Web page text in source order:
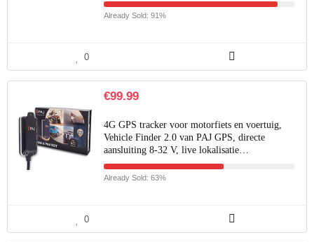
Already Sold: 91%
0
€99.99
4G GPS tracker voor motorfiets en voertuig,
Vehicle Finder 2.0 van PAJ GPS, directe
aansluiting 8-32 V, live lokalisatie…
Already Sold: 63%
0